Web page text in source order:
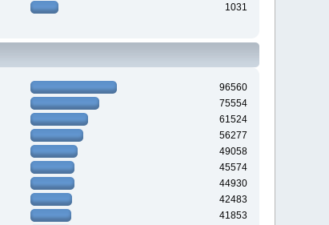
1031
96560
75554
61524
56277
49058
45574
44930
42483
41853